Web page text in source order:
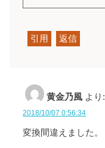
引用 返信
黄金乃風 より:
2018/10/07 0:56:34
変換間違えました。